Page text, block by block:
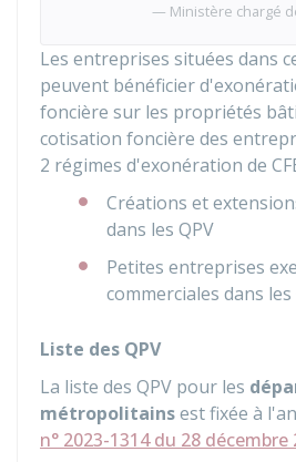
Ministère chargé
Les entreprises situées dans
peuvent bénéficier
foncière sur les propriétés
cotisation foncière des
2 régimes d'exonération de
Créations et
dans les QPV
Petites entreprises
commerciales dans les
Liste des QPV
La liste des QPV pour les
métropolitainsest fixée à
n° 2023-1314 du 28 décembre